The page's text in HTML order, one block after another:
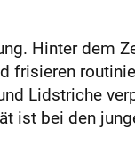
Hinter dem
frisieren
Lidstriche
ist bei den